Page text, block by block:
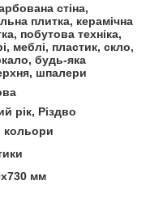
стіна,
плитка, керамічна
побутова техніка,
меблі, пластик, скло,
будь-яка
шпалери
рік, Різдво
кольори
мм